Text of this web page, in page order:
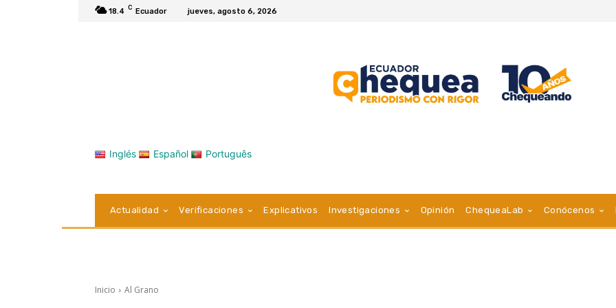
18.4 C Ecuador jueves, agosto 6, 2026
Inglés Español Português
Actualidad Verificaciones Explicativos Investigaciones Opinión ChequeaLab Conócenos
Inicio Al Grano